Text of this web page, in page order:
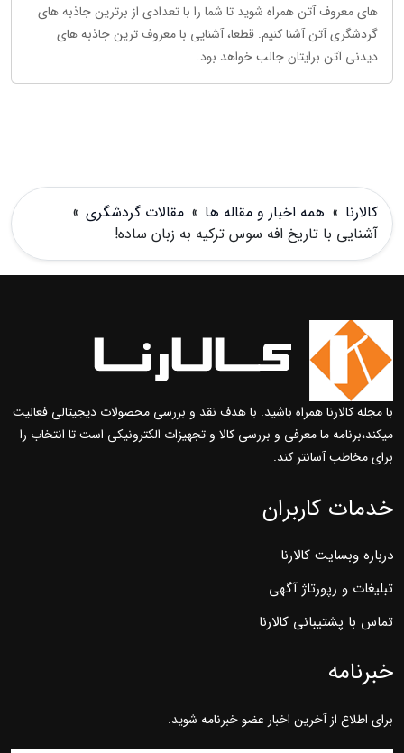
های معروف آتن همراه شوید تا شما را با تعدادی از برترین جاذبه های
گردشگری آتن آشنا کنیم. قطعا، آشنایی با معروف ترین جاذبه های
دیدنی آتن برایتان جالب خواهد بود.
کالارنا » همه اخبار و مقاله ها » مقالات گردشگری »
آشنایی با تاریخ افه سوس ترکیه به زبان ساده!
با مجله کالارنا همراه باشید. با هدف نقد و بررسی محصولات دیجیتالی فعالیت
میکند،برنامه ما معرفی و بررسی کالا و تجهیزات الکترونیکی است تا انتخاب را
برای مخاطب آسانتر کند.
خدمات کاربران
درباره وبسایت کالارنا
تبلیغات و رپورتاژ آگهی
تماس با پشتیبانی کالارنا
خبرنامه
برای اطلاع از آخرین اخبار عضو خبرنامه شوید.